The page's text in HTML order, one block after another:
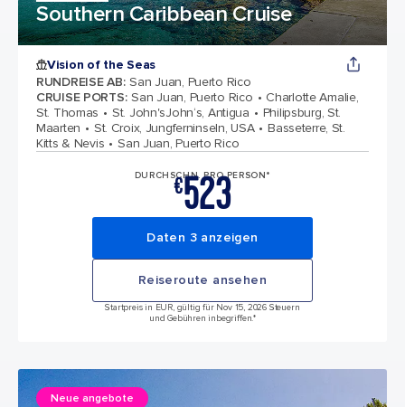
Southern Caribbean Cruise
Vision of the Seas
RUNDREISE AB: San Juan, Puerto Rico
CRUISE PORTS: San Juan, Puerto Rico
Charlotte Amalie,
St. Thomas
St. John'sJohn‘s, Antigua
Philipsburg, St.
Maarten
St. Croix, Jungferninseln, USA
Basseterre, St.
Kitts & Nevis
San Juan, Puerto Rico
DURCHSCHN. PRO PERSON*
€523
Daten 3 anzeigen
Reiseroute ansehen
Startpreis in EUR, gültig für Nov 15, 2026 Steuern
und Gebühren inbegriffen.*
Neue angebote